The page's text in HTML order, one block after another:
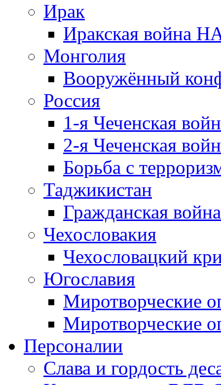
Ирак
Иракская война
Монголия
Вооружённый
Россия
1-я Чеченская
2-я Чеченская
Борьба с
Таджикистан
Гражданская
Чехословакия
Чехословацкий
Югославия
Миротворческие
Миротворческие
Персоналии
Слава и гордость